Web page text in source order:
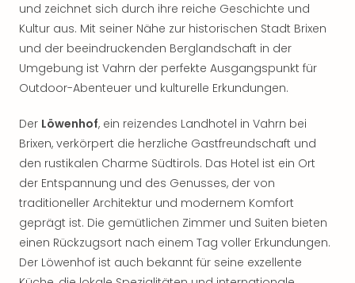
und zeichnet sich durch ihre reiche Geschichte und
Kultur aus. Mit seiner Nähe zur historischen Stadt Brixen
und der beeindruckenden Berglandschaft in der
Umgebung ist Vahrn der perfekte Ausgangspunkt für
Outdoor-Abenteuer und kulturelle Erkundungen.
Der Löwenhof, ein reizendes Landhotel in Vahrn bei
Brixen, verkörpert die herzliche Gastfreundschaft und
den rustikalen Charme Südtirols. Das Hotel ist ein Ort
der Entspannung und des Genusses, der von
traditioneller Architektur und modernem Komfort
geprägt ist. Die gemütlichen Zimmer und Suiten bieten
einen Rückzugsort nach einem Tag voller Erkundungen.
Der Löwenhof ist auch bekannt für seine exzellente